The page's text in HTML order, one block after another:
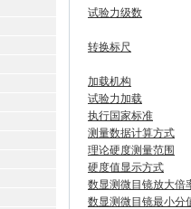
试验力级数
转换标尺
加载机构
试验力加载
执行国家标准
测量数据计算方式
理论硬度测量范围
硬度值显示方式
数显测微目镜放大倍
数显测微目镜最小分